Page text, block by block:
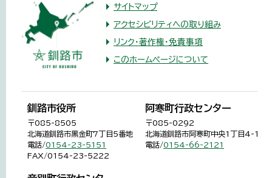
サイトマップ
アクセシビリティへの取り組み
リンク・著作権・免責事項
このホームページについて
釧路市役所
〒085-8505
北海道釧路市黒金町7丁目5番地
電話/0154-23-5151
FAX/0154-23-5222
阿寒町行政センター
〒085-0292
北海道釧路市阿寒町中央1丁目4-1
電話/0154-66-2121